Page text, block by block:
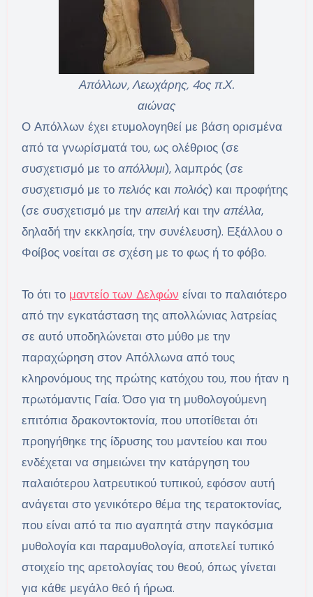
Απόλλων, Λεωχάρης, 4ος π.Χ.
αιώνας
Ο Απόλλων έχει ετυμολογηθεί με βάση ορισμένα
από τα γνωρίσματά του, ως ολέθριος (σε
συσχετισμό με το απόλλυμι), λαμπρός (σε
συσχετισμό με το πελιός και πολιός) και προφήτης
(σε συσχετισμό με την απειλήκαι την απέλλα,
δηλαδή την εκκλησία, την συνέλευση). Εξάλλου ο
Φοίβος νοείται σε σχέση με το φως ή το φόβο.
Το ότι το μαντείο των Δελφών είναι το παλαιότερο
από την εγκατάσταση της απολλώνιας λατρείας
σε αυτό υποδηλώνεται στο μύθο με την
παραχώρηση στον Απόλλωνα από τους
κληρονόμους της πρώτης κατόχου του, που ήταν η
πρωτόμαντις Γαία. Όσο για τη μυθολογούμενη
επιτόπια δρακοντοκτονία, που υποτίθεται ότι
προηγήθηκε της ίδρυσης του μαντείου και που
ενδέχεται να σημειώνει την κατάργηση του
παλαιότερου λατρευτικού τυπικού, εφόσον αυτή
ανάγεται στο γενικότερο θέμα της τερατοκτονίας,
που είναι από τα πιο αγαπητά στην παγκόσμια
μυθολογία και παραμυθολογία, αποτελεί τυπικό
στοιχείο της αρετολογίας του θεού, όπως γίνεται
για κάθε μεγάλο θεό ή ήρωα.